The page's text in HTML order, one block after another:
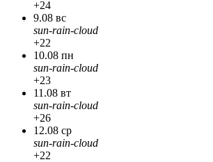
+24
9.08 вс
sun-rain-cloud
+22
10.08 пн
sun-rain-cloud
+23
11.08 вт
sun-rain-cloud
+26
12.08 ср
sun-rain-cloud
+22